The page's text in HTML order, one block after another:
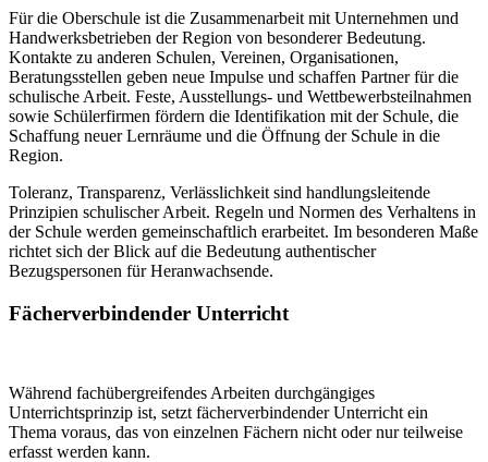
Für die Oberschule ist die Zusammenarbeit mit Unternehmen und
Handwerksbetrieben der Region von besonderer Bedeutung.
Kontakte zu anderen Schulen, Vereinen, Organisationen,
Beratungsstellen geben neue Impulse und schaffen Partner für die
schulische Arbeit. Feste, Ausstellungs- und Wettbewerbsteilnahmen
sowie Schülerfirmen fördern die Identifikation mit der Schule, die
Schaffung neuer Lernräume und die Öffnung der Schule in die
Region.
Toleranz, Transparenz, Verlässlichkeit sind handlungsleitende
Prinzipien schulischer Arbeit. Regeln und Normen des Verhaltens in
der Schule werden gemeinschaftlich erarbeitet. Im besonderen Maße
richtet sich der Blick auf die Bedeutung authentischer
Bezugspersonen für Heranwachsende.
Fächerverbindender Unterricht
Während fachübergreifendes Arbeiten durchgängiges
Unterrichtsprinzip ist, setzt fächerverbindender Unterricht ein
Thema voraus, das von einzelnen Fächern nicht oder nur teilweise
erfasst werden kann.